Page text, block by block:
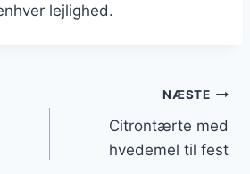
lejlighed.
NÆSTE
Citrontærte med
hvedemel til fest